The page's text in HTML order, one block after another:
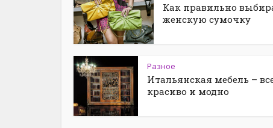
Как правильно
женскую сумочку
Разное
Итальянская мебель –
красиво и модно